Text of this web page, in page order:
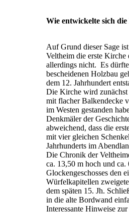
Wie entwickelte sich
Auf Grund dieser Sage
Veltheim die erste Kirche
allerdings nicht. Es
bescheidenen Holzbau
dem 12. Jahrhundert
Die Kirche wird zunächst
mit flacher Balkendecke
im Westen gestanden
Denkmäler der
abweichend, dass die
mit vier gleichen
Jahrhunderts im
Die Chronik der
ca. 13,50 m hoch und
Glockengeschosses den
Würfelkapitellen
dem späten 15. Jh.
in die alte Bordwand
Interessante Hinweise